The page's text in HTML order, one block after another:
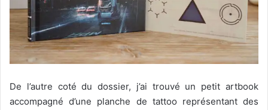
De l’autre coté du dossier, j’ai trouvé un petit artbook
accompagné d’une planche de tattoo représentant des